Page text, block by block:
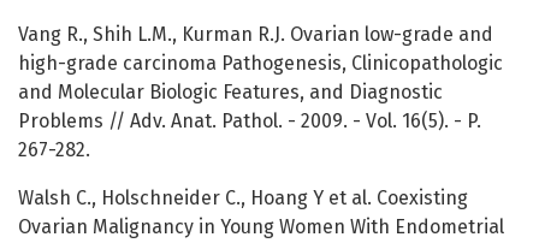
Vang R., Shih L.M., Kurman R.J. Ovarian low-grade and
high-grade carcinoma Pathogenesis, Clinicopathologic
and Molecular Biologic Features, and Diagnostic
Problems // Adv. Anat. Pathol. - 2009. - Vol. 16(5). - P.
267-282.
Walsh C., Holschneider C., Hoang Y et al. Coexisting
Ovarian Malignancy in Young Women With Endometrial